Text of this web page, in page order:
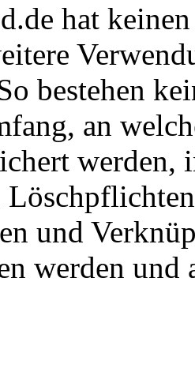
hat
bestehen
an
und
werden und